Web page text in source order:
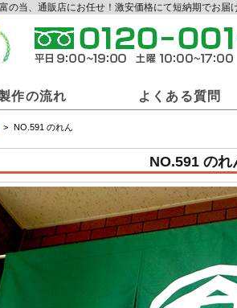
当、通販店にお任せ！激安価格にて短納期でお届
和の卸商材一覧
作の流れ よくある質問
NO.591 のれん
NO.591 のれ